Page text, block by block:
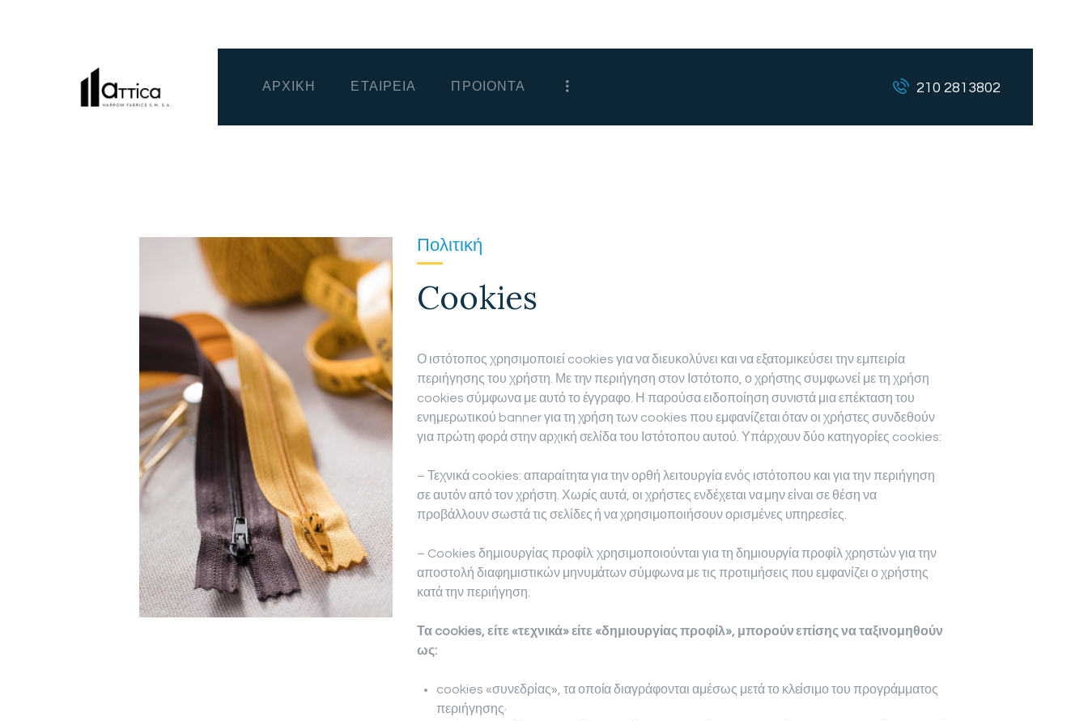
ΑΡΧΙΚΗ ΕΤΑΙΡΕΙΑ ΠΡΟΙΟΝΤΑ 210 2813802
Πολιτική
Cookies
Ο ιστότοπος χρησιμοποιεί cookies για να διευκολύνει και να εξατομικεύσει την εμπειρία
περιήγησης του χρήστη. Με την περιήγηση στον Ιστότοπο, ο χρήστης συμφωνεί με τη χρήση
cookies σύμφωνα με αυτό το έγγραφο. Η παρούσα ειδοποίηση συνιστά μια επέκταση του
ενημερωτικού banner για τη χρήση των cookies που εμφανίζεται όταν οι χρήστες συνδεθούν
για πρώτη φορά στην αρχική σελίδα του Ιστότοπου αυτού. Υπάρχουν δύο κατηγορίες cookies:
– Τεχνικά cookies: απαραίτητα για την ορθή λειτουργία ενός ιστότοπου και για την περιήγηση
σε αυτόν από τον χρήστη. Χωρίς αυτά, οι χρήστες ενδέχεται να μην είναι σε θέση να
προβάλλουν σωστά τις σελίδες ή να χρησιμοποιήσουν ορισμένες υπηρεσίες.
– Cookies δημιουργίας προφίλ: χρησιμοποιούνται για τη δημιουργία προφίλ χρηστών για την
αποστολή διαφημιστικών μηνυμάτων σύμφωνα με τις προτιμήσεις που εμφανίζει ο χρήστης
κατά την περιήγηση.
Τα cookies, είτε «τεχνικά» είτε «δημιουργίας προφίλ», μπορούν επίσης να ταξινομηθούν
ως:
cookies «συνεδρίας», τα οποία διαγράφονται αμέσως μετά το κλείσιμο του προγράμματος
περιήγησης·